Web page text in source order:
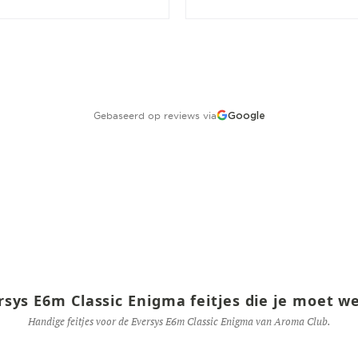
Gebaseerd op reviews via Google
E6m Classic Enigma feitjes die je moet
Handige feitjes voor de Eversys E6m Classic Enigma van Aroma Club.